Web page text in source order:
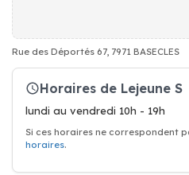
Rue des Déportés 67, 7971 BASECLES
Horaires de Lejeune S
lundi au vendredi 10h - 19h
Si ces horaires ne correspondent
horaires.